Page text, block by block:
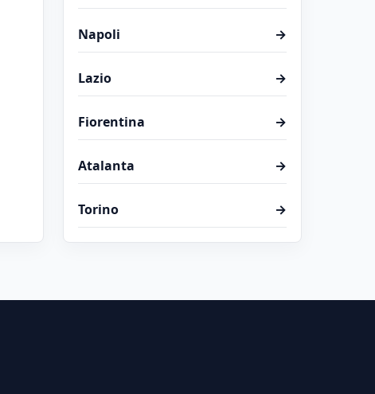
Napoli →
Lazio →
Fiorentina →
Atalanta →
Torino →